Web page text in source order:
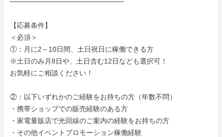
【応募条件】
＜必須＞
①：月に2～10日間、土日祝日に稼働できる方
※土日のみ月8日や、土日含む12日なども選択可！
お気軽にご相談ください！
②：以下いずれかのご経験をお持ちの方（年数不問）
・携帯ショップでの販売経験のある方
・家電量販店で光回線のご案内の経験をお持ちの方
・その他イベントプロモーション稼働経験